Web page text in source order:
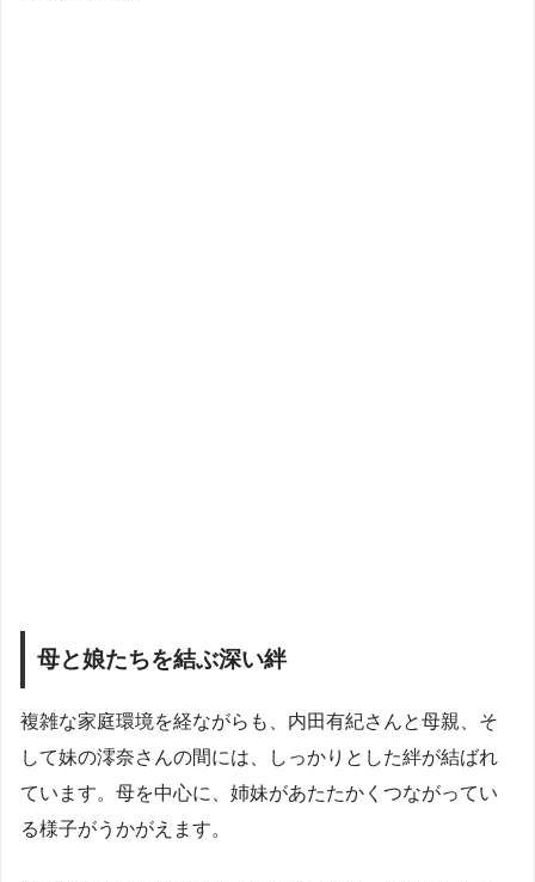
母と娘たちを結ぶ深い絆
複雑な家庭環境を経ながらも、内田有紀さんと母親、そ
して妹の澪奈さんの間には、しっかりとした絆が結ばれ
ています。母を中心に、姉妹があたたかくつながってい
る様子がうかがえます。